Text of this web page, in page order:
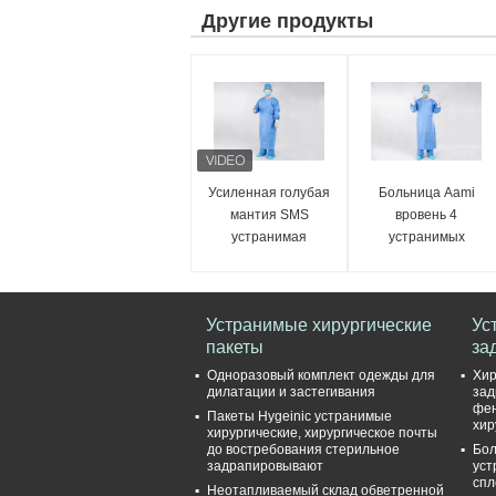
Другие продукты
Усиленная голубая
мантия SMS
устранимая
Больница Aami
вровень 4
устранимых
Устранимые хирургические
пакеты
Одноразовый комплект одежды для
дилатации и застегивания
Пакеты Hygeinic устранимые
хирургические, хирургическое почты
до востребования стерильное
задрапировывают
Неотапливаемый склад обветренной